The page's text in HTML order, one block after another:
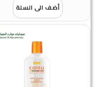
أضف الى السلة